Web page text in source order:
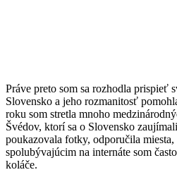
Práve preto som sa rozhodla prispieť
Slovensko a jeho rozmanitosť
roku som stretla mnoho
Švédov, ktorí sa o Slovensko
poukazovala fotky, odporučila
spolubývajúcim na internáte som
koláče.